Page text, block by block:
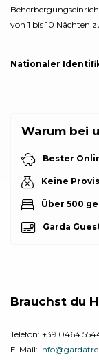
von 1 bis 10 Nächten
Nationaler
Warum bei
Bester
Keine
Über 500
Garda
Brauchst du
Telefon: +39 0464
E-Mail: